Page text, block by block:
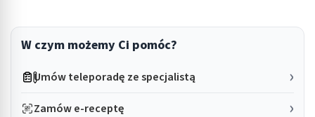
submenu: Wellness
W czym możemy Ci pomóc?
Umów teleporadę ze specjalistą
Zamów e-receptę